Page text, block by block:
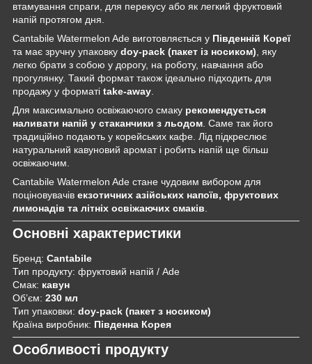
втамування спраги, для перекусу або як легкий фруктовий
напій протягом дня.
Cantabile Watermelon Ade виготовляється у Південній Кореї
та має зручну упаковку doy-pack (пакет із носиком), яку
легко брати з собою у дорогу, на роботу, навчання або
прогулянку. Такий формат також ідеально підходить для
продажу у форматі take-away.
Для максимально освіжаючого смаку рекомендується
наливати напій у стаканчики з льодом. Саме так його
традиційно подають у корейських кафе. Лід підкреслює
натуральний кавуновий аромат і робить напій ще більш
освіжаючим.
Cantabile Watermelon Ade стане чудовим вибором для
поціновувачів екзотичних азійських напоїв, фруктових
лимонадів та літніх освіжаючих смаків.
Основні характеристики
Бренд: Cantabile
Тип продукту: фруктовий напій / Ade
Смак: кавун
Об’єм: 230 мл
Тип упаковки: doy-pack (пакет з носиком)
Країна виробник: Південна Корея
Особливості продукту